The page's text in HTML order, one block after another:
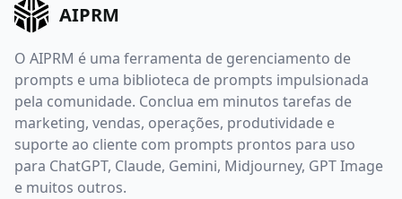
AIPRM
O AIPRM é uma ferramenta de gerenciamento de
prompts e uma biblioteca de prompts impulsionada
pela comunidade. Conclua em minutos tarefas de
marketing, vendas, operações, produtividade e
suporte ao cliente com prompts prontos para uso
para ChatGPT, Claude, Gemini, Midjourney, GPT Image
e muitos outros.